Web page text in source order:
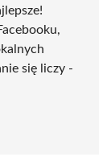
się liczy -